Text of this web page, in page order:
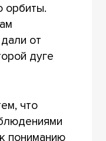
орбиты.
от
дуге
что
пониманию